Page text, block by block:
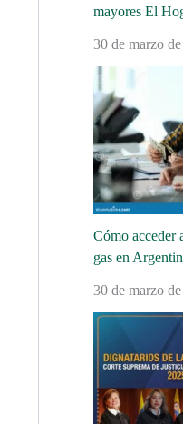
mayores El
30 de marzo
Cómo acceder
gas en
30 de marzo